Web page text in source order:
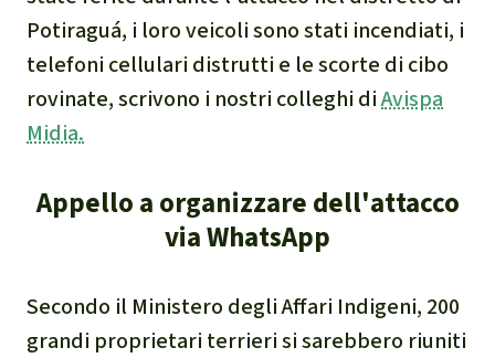
Commercio e traffico
Clima
clima
Potiraguá, i loro veicoli sono stati incendiati, i
telefoni cellulari distrutti e le scorte di cibo
rovinate, scrivono i nostri colleghi diAvispa
Midia.
Appello a organizzare dell'attacco
via WhatsApp
Secondo il Ministero degli Affari Indigeni, 200
grandi proprietari terrieri si sarebbero riuniti